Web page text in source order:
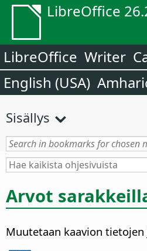
LibreOffice
LibreOffice Writer
English (USA)
Sisällys
Arvot
Muutetaan kaavion